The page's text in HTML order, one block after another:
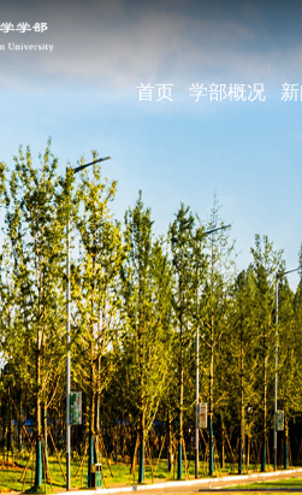
首页 学部概况
现任领导
机构设置
学部宣传片
部长寄语